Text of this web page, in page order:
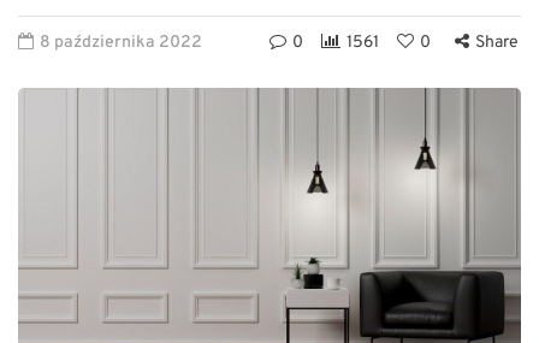
8 października 2022 0 1561 0 Share